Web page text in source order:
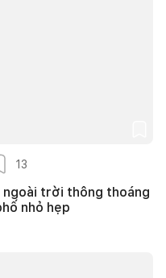
13
trời thông thoáng
nhỏ hẹp